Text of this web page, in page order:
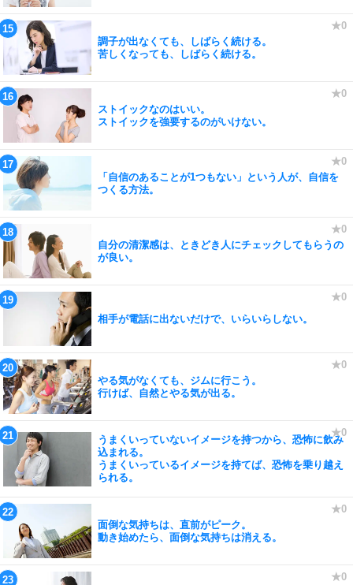
調子が出なくても、しばらく続ける。
苦しくなっても、しばらく続ける。
ストイックなのはいい。
ストイックを強要するのがいけない。
「自信のあることが1つもない」という人が、自信を
つくる方法。
自分の清潔感は、ときどき人にチェックしてもらうの
が良い。
相手が電話に出ないだけで、いらいらしない。
やる気がなくても、ジムに行こう。
行けば、自然とやる気が出る。
うまくいっていないイメージを持つから、恐怖に飲み
込まれる。
うまくいっているイメージを持てば、恐怖を乗り越え
られる。
面倒な気持ちは、直前がピーク。
動き始めたら、面倒な気持ちは消える。